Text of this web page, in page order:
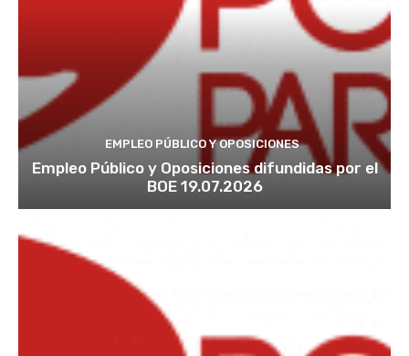
EMPLEO PÚBLICO Y OPOSICIONES
Empleo Público y Oposiciones difundidas por el
BOE 19.07.2026